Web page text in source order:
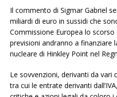
Il commento di Sigmar Gabriel
miliardi di euro in sussidi che
Commissione Europea lo
previsioni andranno a finanziare
nucleare di Hinkley Point nel
Le sovvenzioni, derivanti da vari
tra cui le entrate derivanti